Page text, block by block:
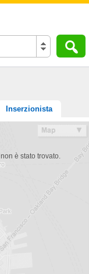
Inserzionista
è stato trovato.